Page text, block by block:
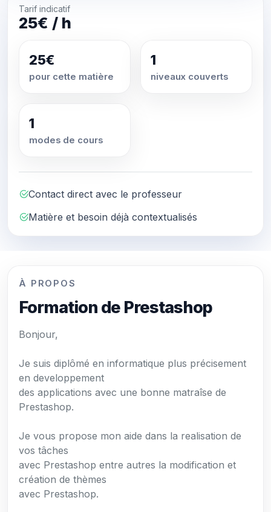
Tarif indicatif
25€ / h
25€
pour cette matière
1
niveaux couverts
1
modes de cours
Contact direct avec le professeur
Matière et besoin déjà contextualisés
À PROPOS
Formation de Prestashop
Bonjour,
Je suis diplômé en informatique plus précisement
en developpement
des applications avec une bonne matraîse de
Prestashop.
Je vous propose mon aide dans la realisation de
vos tâches
avec Prestashop entre autres la modification et
création de thèmes
avec Prestashop.